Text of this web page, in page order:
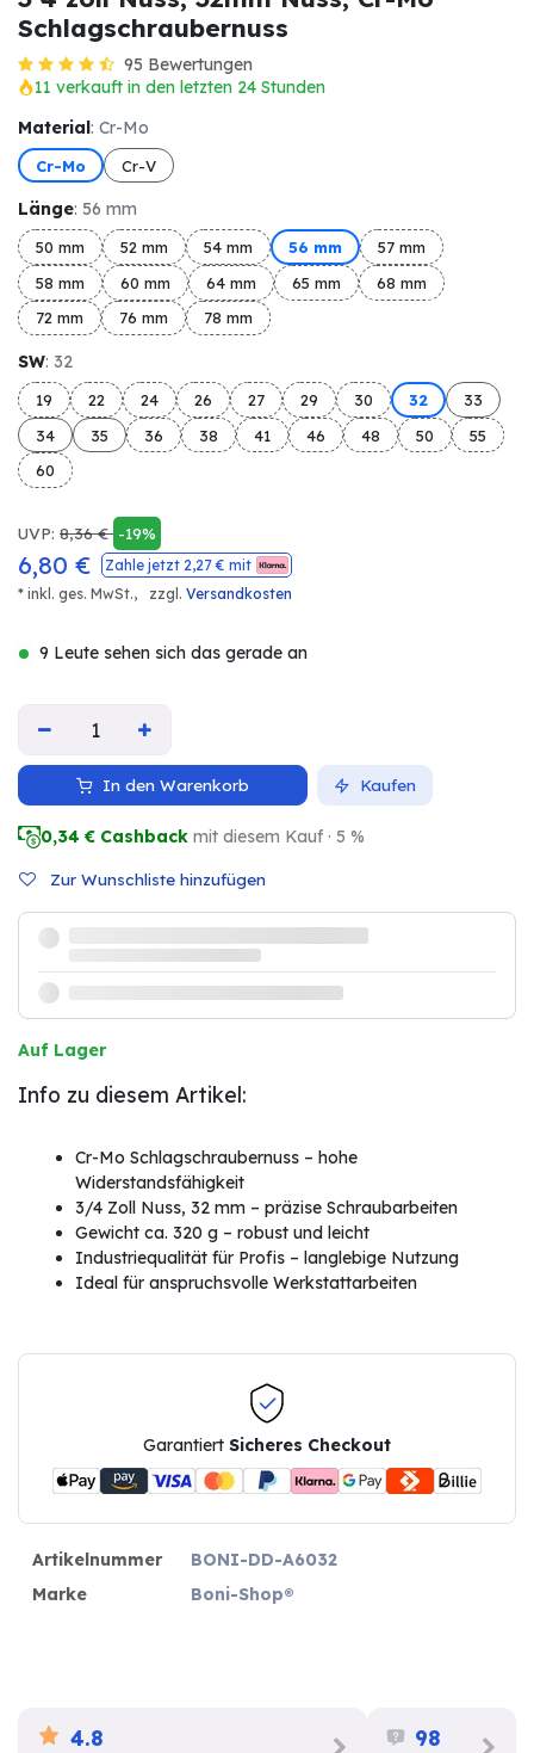
Schlagschraubernuss
95 Bewertungen
11 verkauft in den letzten 24 Stunden
Material: Cr-Mo
Cr-Mo Cr-V
Länge: 56 mm
50 mm 52 mm 54 mm 56 mm
57 mm
58 mm
60 mm 64 mm 65 mm
68 mm
72 mm
76 mm 78 mm
SW: 32
19 22 24 26 27 29 30 32
33
34
35 36 38 41 46 48 50
55
60
UVP: 8,36€ -19%
6,80 € Zahle jetzt 2,27€ mit
* inkl. ges. MwSt.,
zzgl. Versandkosten
9 Leute sehen sich das gerade an
In den Warenkorb Kaufen
0,34 € Cashback mit diesem Kauf · 5 %
Zur Wunschliste hinzufügen
Auf Lager
Info zu diesem Artikel:
Cr-Mo Schlagschraubernuss – hohe
Widerstandsfähigkeit
3/4 Zoll Nuss, 32 mm – präzise Schraubarbeiten
Gewicht ca. 320 g – robust und leicht
Industriequalität für Profis – langlebige Nutzung
Ideal für anspruchsvolle Werkstattarbeiten
Garantiert Sicheres Checkout
Artikelnummer
BONI-DD-A6032
Marke
Boni-Shop®
4.8 98